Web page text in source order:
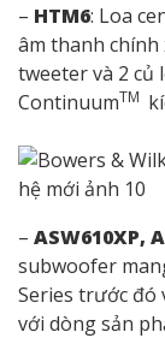
– HTM6: Loa
âm thanh chính
tweeter và 2 củ
ContinuumTM
– ASW610XP,
subwoofer
Series trước đó
với dòng sản